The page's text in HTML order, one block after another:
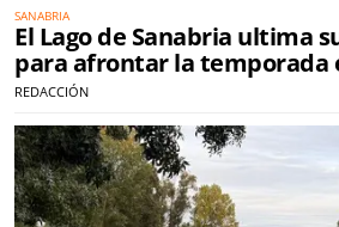
SANABRIA
El Lago de Sanabria ultima
para afrontar la temporada
REDACCIÓN